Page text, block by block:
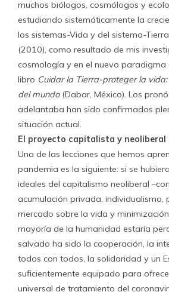
muchos biólogos, cosmólogos y
estudiando sistemáticamente la
los sistemas-Vida y del sistema-
(2010), como resultado de mis
cosmología y en el nuevo paradigma
libro Cuidar la Tierra-proteger la
del mundo(Dabar, México). Los
adelantaba han sido confirmados
situación actual.
El proyecto capitalista y neoliberal
Una de las lecciones que hemos
pandemia es la siguiente: si se
ideales del capitalismo neoliberal
acumulación privada, individualismo,
mercado sobre la vida y
mayoría de la humanidad estaría
salvado ha sido la cooperación, la
todos con todos, la solidaridad y un
suficientemente equipado para
universal de tratamiento del